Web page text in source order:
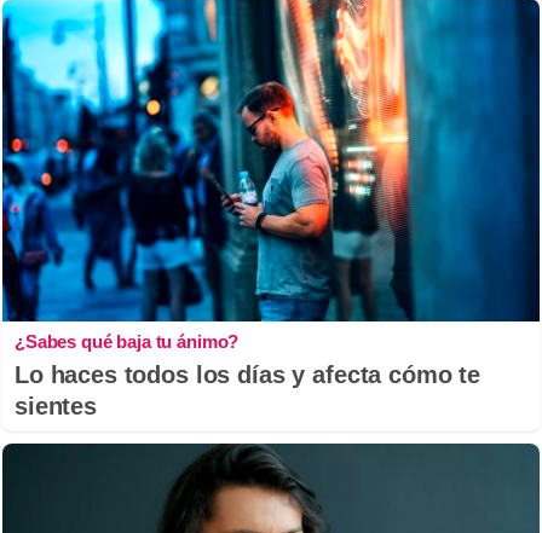
¿Sabes qué baja tu ánimo?
Lo haces todos los días y afecta cómo te
sientes